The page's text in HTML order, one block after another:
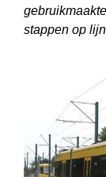
stappen op